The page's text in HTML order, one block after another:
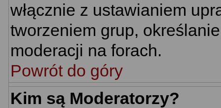
włącznie z ustawianiem
tworzeniem grup,
moderacji na forach.
Powrót do góry
Kim są Moderatorzy?